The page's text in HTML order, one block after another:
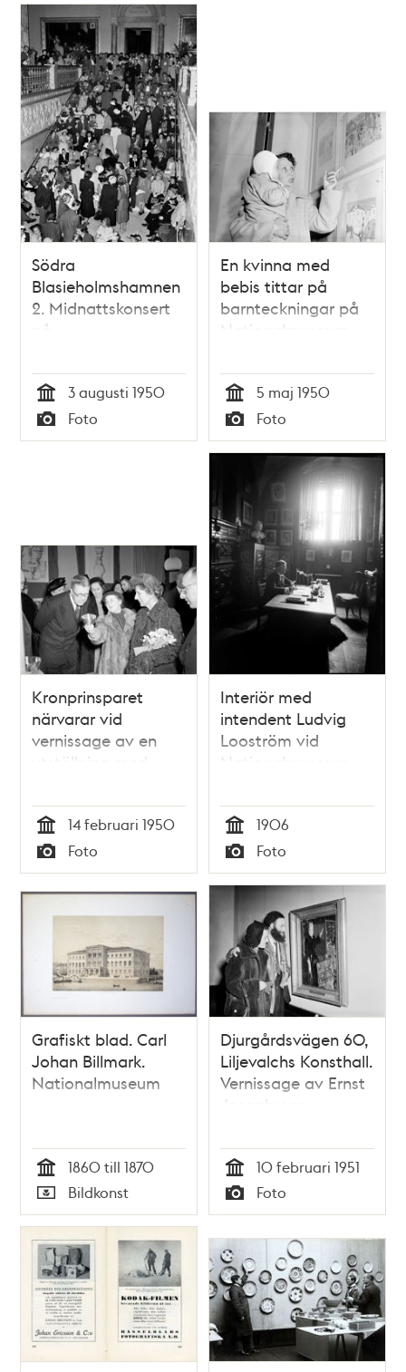
Södra
Blasieholmshamnen
2. Midnattskonsert
på
publik sittande i
trappan. Sixten
Ehrling dirigerade en
20-mannaensemble
Tid
3 augusti 1950
Typ
Foto
En kvinna med
bebis tittar på
barnteckningar på
Nationalmuseum
Tid
5 maj 1950
Typ
Foto
Kronprinsparet
närvarar vid
vernissage av en
utställning med
Nationalmuseum
Tid
14 februari 1950
Typ
Foto
Interiör med
intendent Ludvig
Looström vid
Nationalmuseum
Tid
1906
Typ
Foto
Grafiskt blad. Carl
Johan Billmark.
Nationalmuseum
Tid
1860 till 1870
Typ
Bildkonst
Djurgårdsvägen 60,
Liljevalchs Konsthall.
Vernissage av Ernst
Josephsson-
Konstnären Göran
Brunius med fru
Tid
10 februari 1951
Typ
Foto